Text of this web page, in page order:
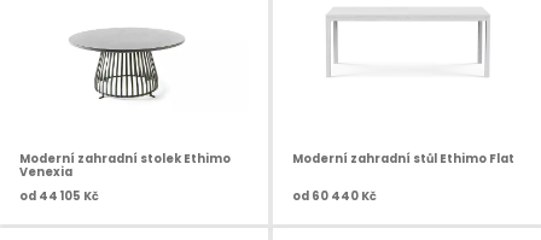
Moderní zahradní stolek Ethimo
Venexia
od 44 105 Kč
Moderní zahradní stůl Ethimo Flat
od 60 440 Kč